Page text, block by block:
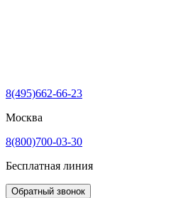
8(495)662-66-23
Москва
8(800)700-03-30
Бесплатная линия
Обратный звонок